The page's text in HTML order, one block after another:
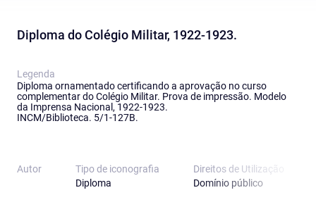
Diploma do Colégio Militar, 1922-1923.
Legenda
Diploma ornamentado certificando a aprovação no curso
complementar do Colégio Militar. Prova de impressão. Modelo
da Imprensa Nacional, 1922-1923.
INCM/Biblioteca. 5/1-127B.
Autor
Tipo de iconografia
Diploma
Direitos de Utilização
Domínio público